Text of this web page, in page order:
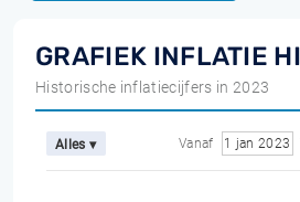
GRAFIEK INFLATIE
Historische inflatiecijfers in 2023
Alles ▾ Vanaf 1 jan 2023